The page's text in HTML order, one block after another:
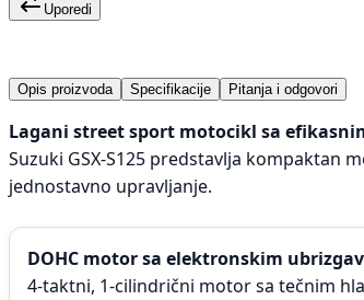
Uporedi
Opis proizvoda Specifikacije Pitanja i odgovori
Lagani street sport motocikl sa
Suzuki GSX-S125 predstavlja kompaktan
jednostavno upravljanje.
DOHC motor sa elektronskim
4-taktni, 1-cilindrični motor sa tečnim